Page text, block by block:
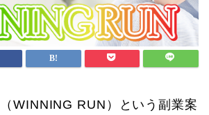
WINNING RUN）という副業案